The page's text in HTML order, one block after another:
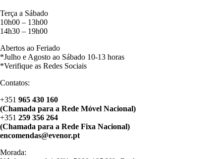
Terça a Sábado
10h00 – 13h00
14h30 – 19h00
Abertos ao Feriado
*Julho e Agosto ao Sábado 10-13 horas
*Verifique as Redes Sociais
Contatos:
+351 965 430 160
(Chamada para a Rede Móvel Nacional)
+351 259 356 264
(Chamada para a Rede Fixa Nacional)
encomendas@evenor.pt
Morada: